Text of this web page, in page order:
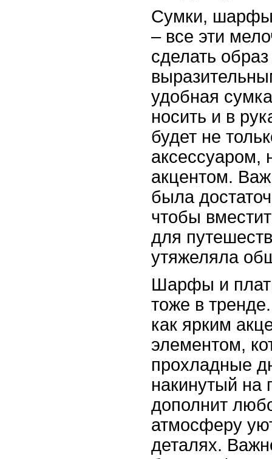
Сумки,
– все эти
сделать
удобная
носить и в
будет не
акцентом.
была
чтобы
для
утяжеляла
Шарфы и
тоже в
как ярким
элементом,
прохладные
накинутый на
дополнит
атмосферу
деталях.